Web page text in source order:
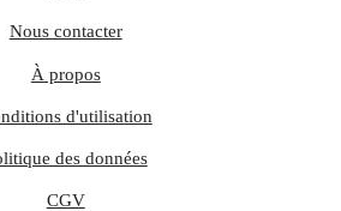
Nous contacter
À propos
d'utilisation
des données
CGV